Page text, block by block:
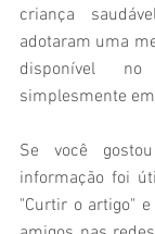
criança
adotaram uma
disponível
simplesmente
Se você
informação foi
"Curtir o artigo"